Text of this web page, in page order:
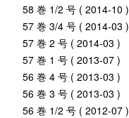
58 巻 1/2 号 ( 2014-10 )
57 巻 3/4 号 ( 2014-03 )
57 巻 2 号 ( 2014-03 )
57 巻 1 号 ( 2013-07 )
56 巻 4 号 ( 2013-03 )
56 巻 3 号 ( 2013-03 )
56 巻 1/2 号 ( 2012-07 )